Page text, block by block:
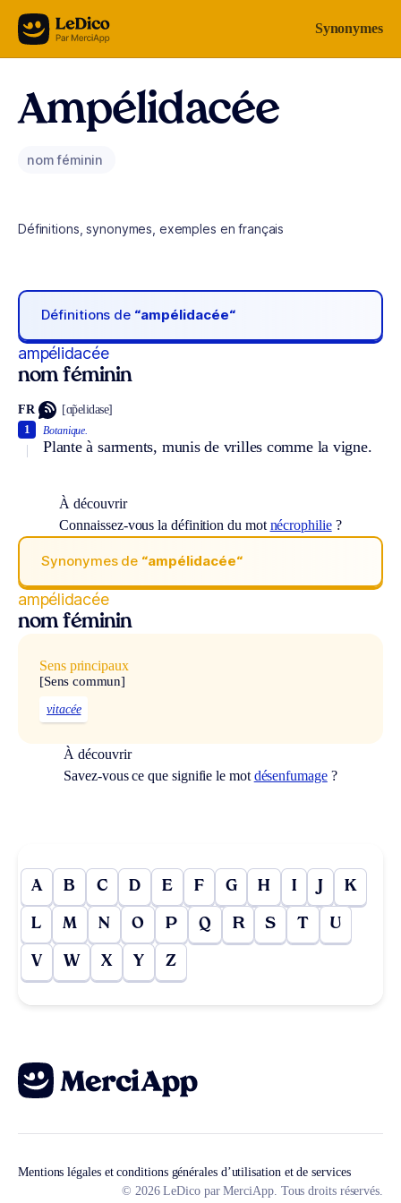
Aller au contenu Synonymes
Ampélidacée
nom féminin
Définitions, synonymes, exemples en français
Définitions de “ampélidacée“
ampélidacée
nom féminin
FR [ɑ̃pelidase]
Botanique.
Plante à sarments, munis de vrilles comme la vigne.
1
À découvrir
Connaissez-vous la définition du mot nécrophilie?
Synonymes de “ampélidacée“
ampélidacée
nom féminin
Sens principaux
[Sens commun]
vitacée
À découvrir
Savez-vous ce que signifie le mot désenfumage?
A B C D E F G H I J K
L M N O P Q R S T U
V W X Y Z
Mentions légales et conditions générales d’utilisation et de services
© 2026 LeDico par MerciApp. Tous droits réservés.